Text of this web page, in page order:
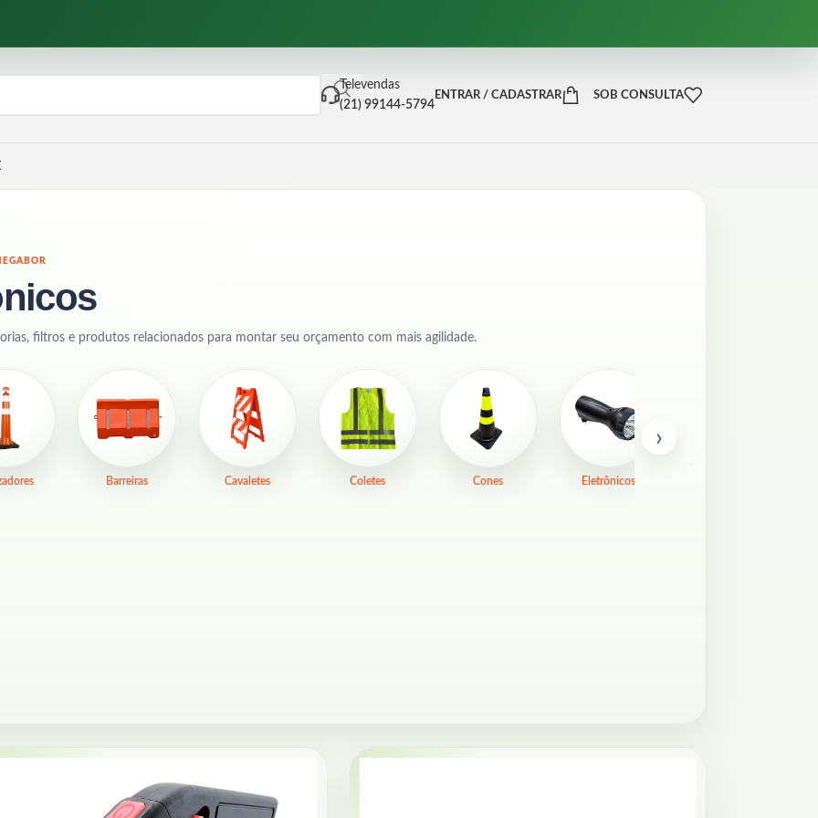
Televendas
(21) 99144-5794
ENTRAR / CADASTRAR SOB CONSULTA
filtros e produtos relacionados para montar seu orçamento com mais agilidade.
Barreiras Cavaletes Coletes Cones Eletrônicos
›